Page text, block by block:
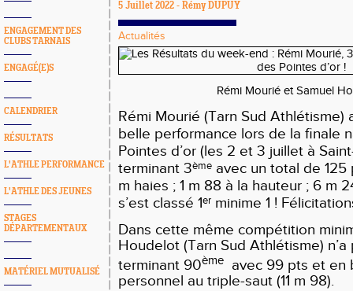
ENGAGEMENT DES
CLUBS TARNAIS
ENGAGÉ(E)S
CALENDRIER
RÉSULTATS
L'ATHLE PERFORMANCE
L'ATHLE DES JEUNES
STAGES
DÉPARTEMENTAUX
MATÉRIEL MUTUALISÉ
5 Juillet 2022 - Rémy DUPUY
Actualités
Rémi Mourié et Samuel
Rémi Mourié (Tarn Sud Athlétisme)
belle performance lors de la finale
Pointes d’or (les 2 et 3 juillet à
terminant 3ème avec un total de 125
m haies ; 1 m 88 à la hauteur ; 6 m
s’est classé 1er minime 1 !
Dans cette même compétition
Houdelot (Tarn Sud Athlétisme)
terminant 90ème avec 99 pts et en
personnel au triple-saut (11 m 98).